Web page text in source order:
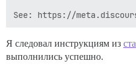
Я следовал инструкциям из
выполнились успешно.